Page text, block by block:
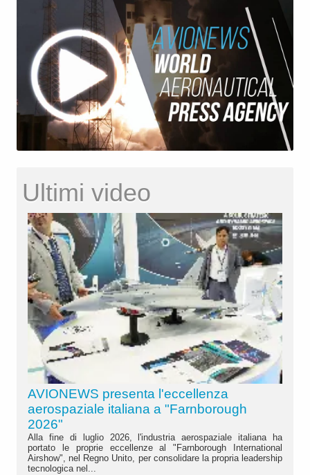
Ultimi video
AVIONEWS presenta l'eccellenza
aerospaziale italiana a "Farnborough
2026"
Alla fine di luglio 2026, l'industria aerospaziale italiana ha
portato le proprie eccellenze al "Farnborough International
Airshow", nel Regno Unito, per consolidare la propria leadership
tecnologica nel...